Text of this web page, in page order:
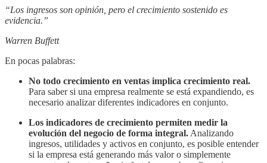
“Los ingresos son opinión, pero el crecimiento sostenido es
evidencia.”
Warren Buffett
En pocas palabras:
No todo crecimiento en ventas implica crecimiento real.
Para saber si una empresa realmente se está expandiendo, es
necesario analizar diferentes indicadores en conjunto.
Los indicadores de crecimiento permiten medir la
evolución del negocio de forma integral. Analizando
ingresos, utilidades y activos en conjunto, es posible entender
si la empresa está generando más valor o simplemente